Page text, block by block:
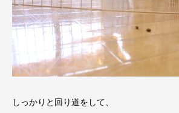
しっかりと回り道をして、